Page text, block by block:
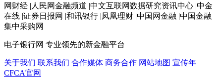
网财经 |人民网金融频道 |中文互联网数据研究资讯中心 |中金
在线 |证券日报网 |和讯银行 |凤凰理财 |中国网金融 |中国金融
集中采购网
电子银行网 专业领先的新金融平台
关于我们 联系我们 合作媒体 商务合作 网站地图 宣传年
CFCA官网